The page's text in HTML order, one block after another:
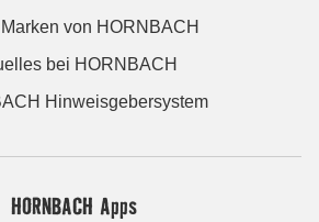
von HORNBACH
bei HORNBACH
Hinweisgebersystem
HORNBACH Apps